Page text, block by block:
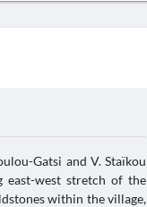
Gatsi and V. Staïkou
east-west stretch of the
within the village,